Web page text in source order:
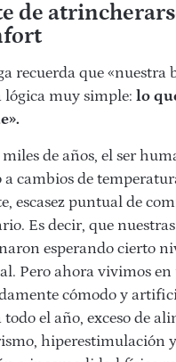
de
recuerda que
lógica muy simple: lo
de años, el ser
a cambios de
escasez puntual de
Es decir, que
esperando cierto
Pero ahora vivimos
cómodo y
todo el año, exceso de
hiperestimulación